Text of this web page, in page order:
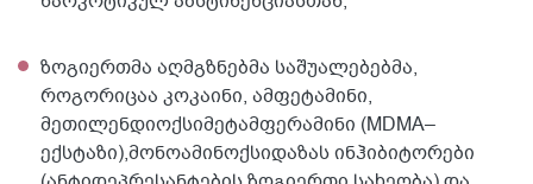
ზოგიერთმა აღმგზნებმა საშუალებებმა,
როგორიცაა კოკაინი, ამფეტამინი,
მეთილენდიოქსიმეტამფერამინი (MDMA–
ექსტაზი),მონოამინოქსიდაზას ინჰიბიტორები